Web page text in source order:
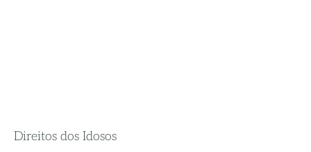
Direitos dos Idosos